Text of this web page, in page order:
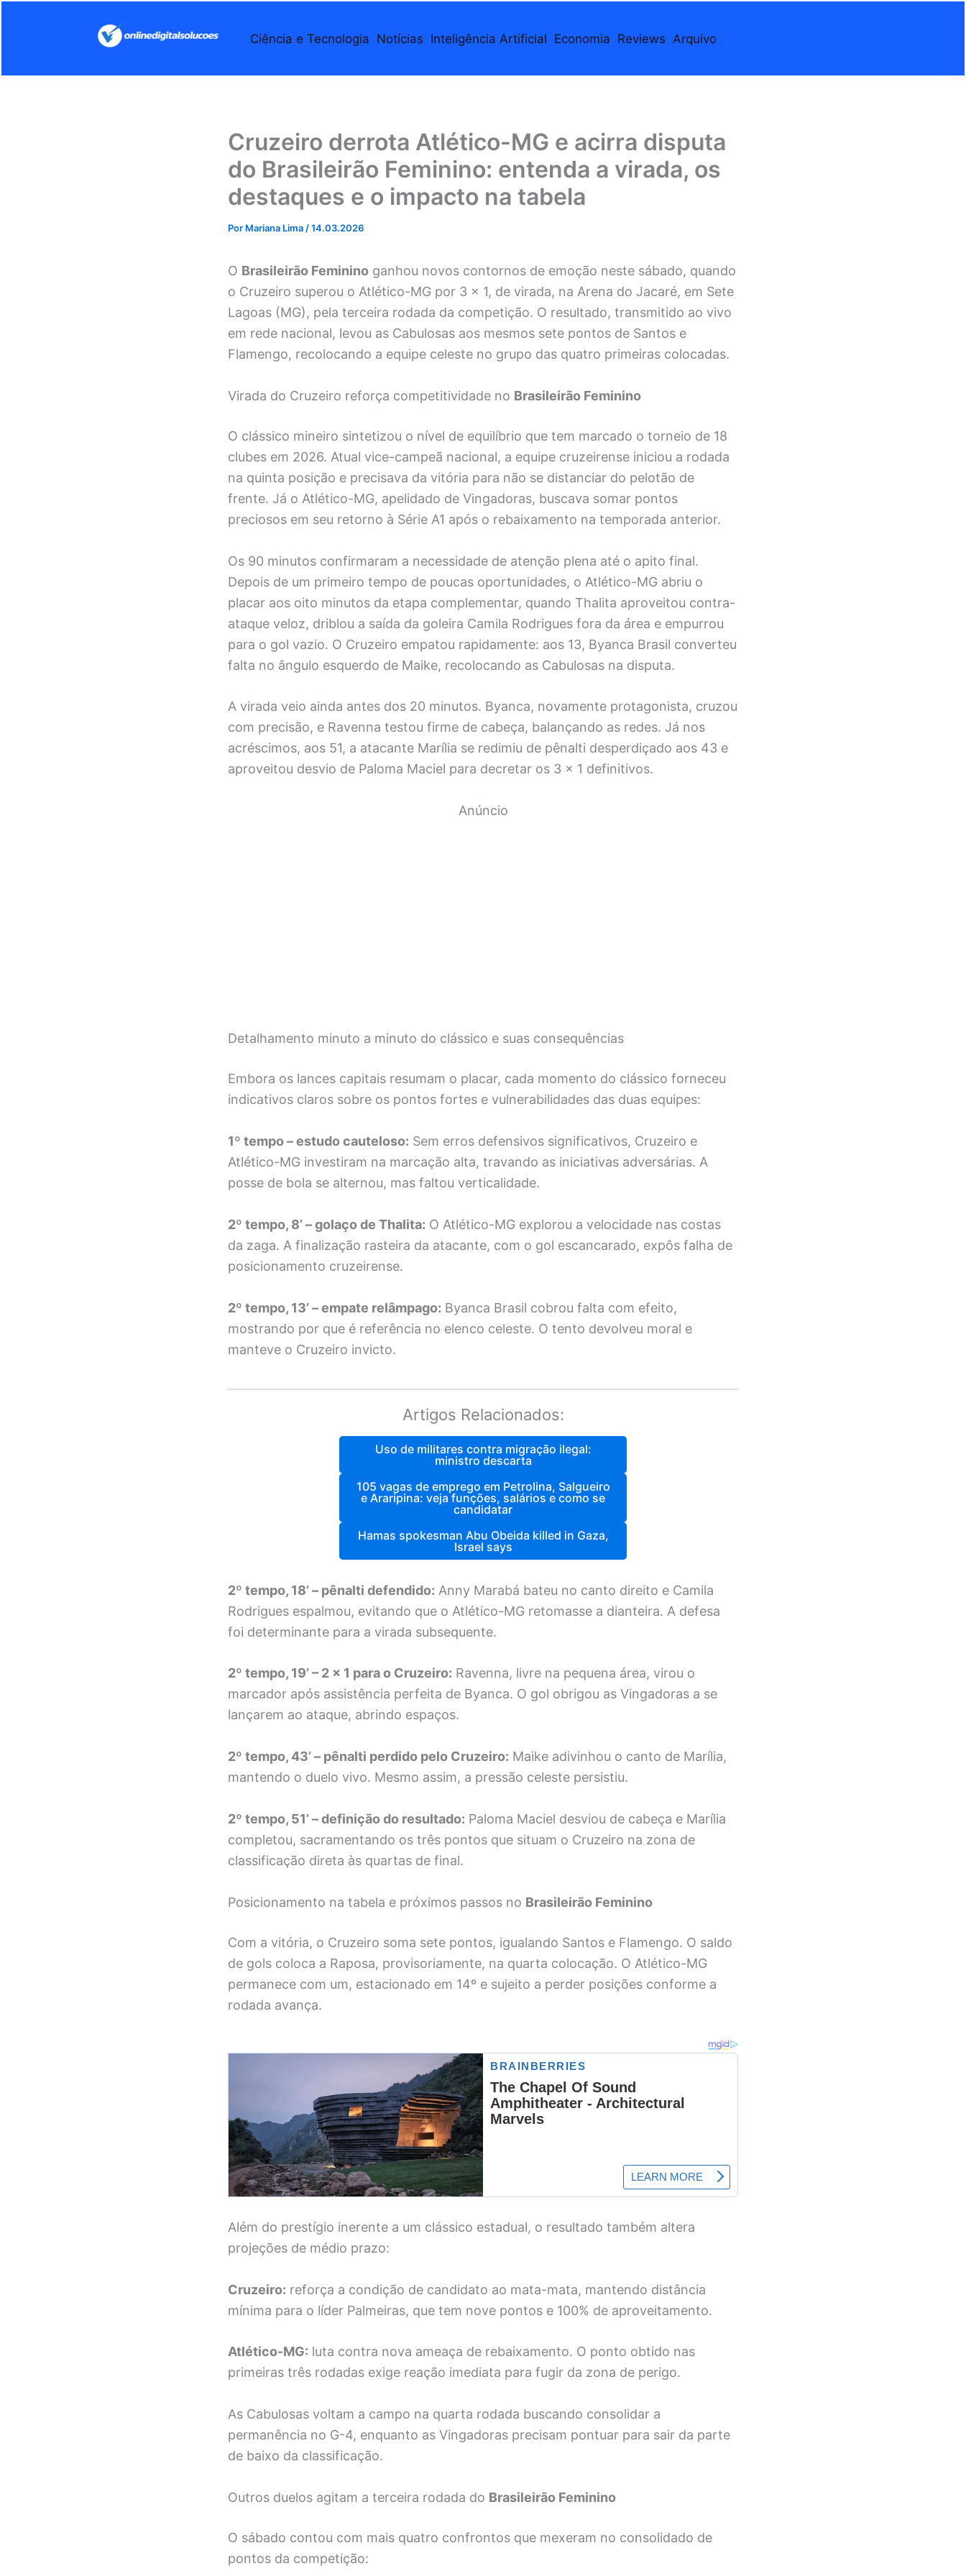
conteúdo
Ciência e Tecnologia Notícias Inteligência Artificial Economia Reviews Arquivo
Cruzeiro derrota Atlético-MG e acirra disputa
do Brasileirão Feminino: entenda a virada, os
destaques e o impacto na tabela
Por Mariana Lima /14.03.2026
O Brasileirão Feminino ganhou novos contornos de emoção neste sábado, quando
o Cruzeiro superou o Atlético-MG por 3 x 1, de virada, na Arena do Jacaré, em Sete
Lagoas (MG), pela terceira rodada da competição. O resultado, transmitido ao vivo
em rede nacional, levou as Cabulosas aos mesmos sete pontos de Santos e
Flamengo, recolocando a equipe celeste no grupo das quatro primeiras colocadas.
Virada do Cruzeiro reforça competitividade no Brasileirão Feminino
O clássico mineiro sintetizou o nível de equilíbrio que tem marcado o torneio de 18
clubes em 2026. Atual vice-campeã nacional, a equipe cruzeirense iniciou a rodada
na quinta posição e precisava da vitória para não se distanciar do pelotão de
frente. Já o Atlético-MG, apelidado de Vingadoras, buscava somar pontos
preciosos em seu retorno à Série A1 após o rebaixamento na temporada anterior.
Os 90 minutos confirmaram a necessidade de atenção plena até o apito final.
Depois de um primeiro tempo de poucas oportunidades, o Atlético-MG abriu o
placar aos oito minutos da etapa complementar, quando Thalita aproveitou contra-
ataque veloz, driblou a saída da goleira Camila Rodrigues fora da área e empurrou
para o gol vazio. O Cruzeiro empatou rapidamente: aos 13, Byanca Brasil converteu
falta no ângulo esquerdo de Maike, recolocando as Cabulosas na disputa.
A virada veio ainda antes dos 20 minutos. Byanca, novamente protagonista, cruzou
com precisão, e Ravenna testou firme de cabeça, balançando as redes. Já nos
acréscimos, aos 51, a atacante Marília se redimiu de pênalti desperdiçado aos 43 e
aproveitou desvio de Paloma Maciel para decretar os 3 x 1 definitivos.
Anúncio
Detalhamento minuto a minuto do clássico e suas consequências
Embora os lances capitais resumam o placar, cada momento do clássico forneceu
indicativos claros sobre os pontos fortes e vulnerabilidades das duas equipes:
1º tempo – estudo cauteloso: Sem erros defensivos significativos, Cruzeiro e
Atlético-MG investiram na marcação alta, travando as iniciativas adversárias. A
posse de bola se alternou, mas faltou verticalidade.
2º tempo, 8’ – golaço de Thalita: O Atlético-MG explorou a velocidade nas costas
da zaga. A finalização rasteira da atacante, com o gol escancarado, expôs falha de
posicionamento cruzeirense.
2º tempo, 13’ – empate relâmpago: Byanca Brasil cobrou falta com efeito,
mostrando por que é referência no elenco celeste. O tento devolveu moral e
manteve o Cruzeiro invicto.
Artigos Relacionados:
Uso de militares contra migração ilegal:
ministro descarta
105 vagas de emprego em Petrolina, Salgueiro
e Araripina: veja funções, salários e como se
candidatar
Hamas spokesman Abu Obeida killed in Gaza,
Israel says
2º tempo, 18’ – pênalti defendido: Anny Marabá bateu no canto direito e Camila
Rodrigues espalmou, evitando que o Atlético-MG retomasse a dianteira. A defesa
foi determinante para a virada subsequente.
2º tempo, 19’ – 2 x 1 para o Cruzeiro: Ravenna, livre na pequena área, virou o
marcador após assistência perfeita de Byanca. O gol obrigou as Vingadoras a se
lançarem ao ataque, abrindo espaços.
2º tempo, 43’ – pênalti perdido pelo Cruzeiro: Maike adivinhou o canto de Marília,
mantendo o duelo vivo. Mesmo assim, a pressão celeste persistiu.
2º tempo, 51’ – definição do resultado: Paloma Maciel desviou de cabeça e Marília
completou, sacramentando os três pontos que situam o Cruzeiro na zona de
classificação direta às quartas de final.
Posicionamento na tabela e próximos passos no Brasileirão Feminino
Com a vitória, o Cruzeiro soma sete pontos, igualando Santos e Flamengo. O saldo
de gols coloca a Raposa, provisoriamente, na quarta colocação. O Atlético-MG
permanece com um, estacionado em 14º e sujeito a perder posições conforme a
rodada avança.
Além do prestígio inerente a um clássico estadual, o resultado também altera
projeções de médio prazo:
Cruzeiro: reforça a condição de candidato ao mata-mata, mantendo distância
mínima para o líder Palmeiras, que tem nove pontos e 100% de aproveitamento.
Atlético-MG: luta contra nova ameaça de rebaixamento. O ponto obtido nas
primeiras três rodadas exige reação imediata para fugir da zona de perigo.
As Cabulosas voltam a campo na quarta rodada buscando consolidar a
permanência no G-4, enquanto as Vingadoras precisam pontuar para sair da parte
de baixo da classificação.
Outros duelos agitam a terceira rodada do Brasileirão Feminino
O sábado contou com mais quatro confrontos que mexeram no consolidado de
pontos da competição: